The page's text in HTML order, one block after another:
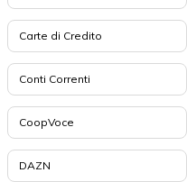
Carte di Credito
Conti Correnti
CoopVoce
DAZN